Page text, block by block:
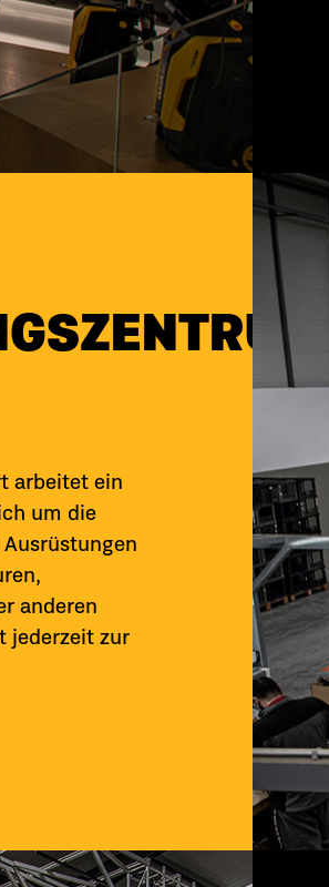
arbeitet ein
um die
anderen
jederzeit zur